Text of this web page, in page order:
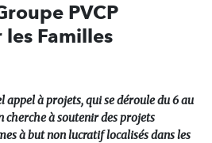
PVCP
Familles
appel à projets, qui se déroule du 6 au
cherche à soutenir des projets
à but non lucratif localisés dans les